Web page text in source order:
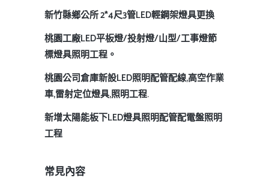
新竹縣鄉公所 2*4尺3管LED輕鋼架燈具更換
桃園工廠LED平板燈/投射燈/山型/工事燈節
標燈具照明工程。
桃園公司倉庫新設LED照明配管配線,高空作業
車,雷射定位燈具,照明工程.
新增太陽能板下LED燈具照明配管配電盤照明
工程
常見內容